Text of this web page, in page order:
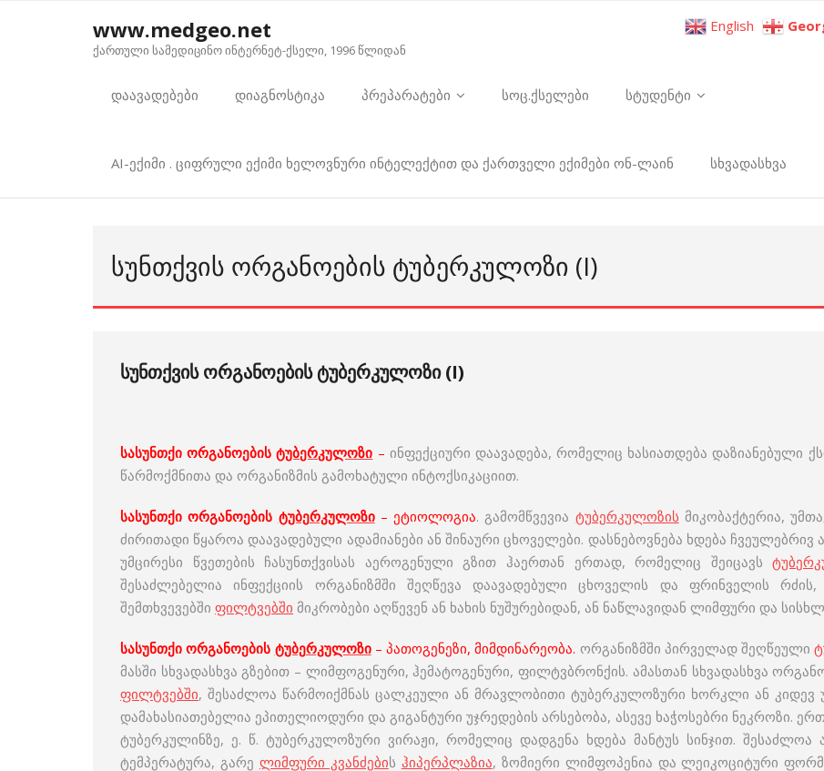
www.medgeo.net
ქართული სამედიცინო ინტერნეტ-ქსელი, 1996 წლიდან
დაავადებები დიაგნოსტიკა პრეპარატები სოც.ქსელები სტუდენტი
AI-ექიმი . ციფრული ექიმი ხელოვნური ინტელექტით და ქართველი ექიმები ონ-ლაინ სხვადასხვა
ᲡᲣᲜᲗᲥᲕᲘᲡ ᲝᲠᲒᲐᲜᲝᲔᲑᲘᲡ ᲢᲣᲑᲔᲠᲙᲣᲚᲝᲖᲘ (I)
სუნთქვის ორგანოების ტუბერკულოზი (I)
სასუნთქი ორგანოებისტუბერკულოზი – ინფექციური დაავადება, რომელიც ხასიათდება დაზიანებული
წარმოქმნითა და ორგანიზმის გამოხატული ინტოქსიკაციით.
სასუნთქი ორგანოების ტუბერკულოზი– ეტიოლოგია. გამომწვევია ტუბერკულოზის მიკობაქტერია,
ძირითადი წყაროა დაავადებული ადამიანები ან შინაური ცხოველები. დასნებოვნება ხდება
უმცირესი წვეთების ჩასუნთქვისას აეროგენული გზით ჰაერთან ერთად, რომელიც შეიცავს
შესაძლებელია ინფექციის ორგანიზმში შეღწევა დაავადებული ცხოველის და ფრინველის რძის,
შემთხვევებში ფილტვებში მიკრობები აღწევენ ან ხახის ნუშურებიდან, ან ნაწლავიდან ლიმფური და
სასუნთქი ორგანოების ტუბერკულოზი– პათოგენეზი, მიმდინარეობა. ორგანიზმში პირველად შეღწეული
მასში სხვადასხვა გზებით – ლიმფოგენური, ჰემატოგენური, ფილტვბრონქის. ამასთან სხვადასხვა
ფილტვებში, შესაძლოა წარმოიქმნას ცალკეული ან მრავლობითი ტუბერკულოზური ხორკლი ან
დამახასიათებელია ეპითელიოდური და გიგანტური უჯრედების არსებობა, ასევე ხაჭოსებრი ნეკროზი.
ტუბერკულინზე, ე. წ. ტუბერკულოზური ვირაჟი, რომელიც დადგენა ხდება მანტუს სინჯით. შესაძლოა
ტემპერატურა, გარე ლიმფური კვანძების ჰიპერპლაზია, ზომიერი ლიმფოპენია და ლეიკოციტური
English